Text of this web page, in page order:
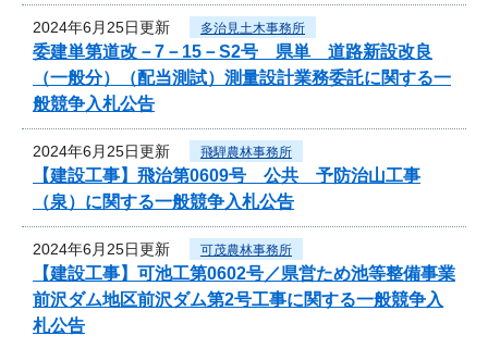
2024年6月25日更新 多治見土木事務所
委建単第道改－7－15－S2号 県単 道路新設改良
（一般分）（配当測試）測量設計業務委託に関する一
般競争入札公告
2024年6月25日更新 飛騨農林事務所
【建設工事】飛治第0609号 公共 予防治山工事
（泉）に関する一般競争入札公告
2024年6月25日更新 可茂農林事務所
【建設工事】可池工第0602号／県営ため池等整備事業
前沢ダム地区前沢ダム第2号工事に関する一般競争入
札公告